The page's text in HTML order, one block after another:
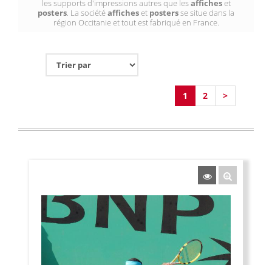
les supports d'impressions autres que lesafficheset
posters. La sociétéafficheset postersse situe dans la
région Occitanie et tout est fabriqué en France.
1 2 >